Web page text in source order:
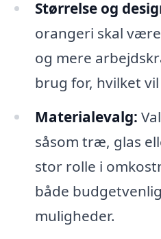
Størrelse og
orangeri skal
og mere
brug for, hvilket
Materialevalg:
såsom træ, glas
stor rolle i
både
muligheder.